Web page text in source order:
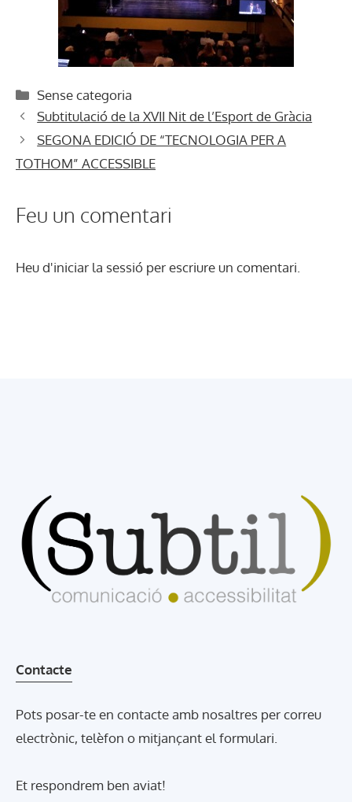
Categories
Sense categoria
Subtitulació de la XVII Nit de l’Esport de Gràcia
SEGONA EDICIÓ DE “TECNOLOGIA PER A
TOTHOM” ACCESSIBLE
Feu un comentari
Heu d'iniciar la sessió per escriure un comentari.
Contacte
Pots posar-te en contacte amb nosaltres per correu
electrònic, telèfon o mitjançant el formulari.
Et respondrem ben aviat!